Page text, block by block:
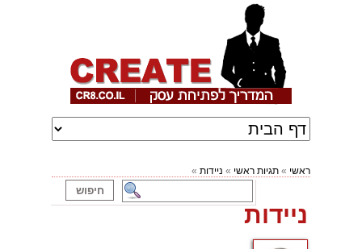
ראשי » תגיות ראשי » ניידות »
ניידות